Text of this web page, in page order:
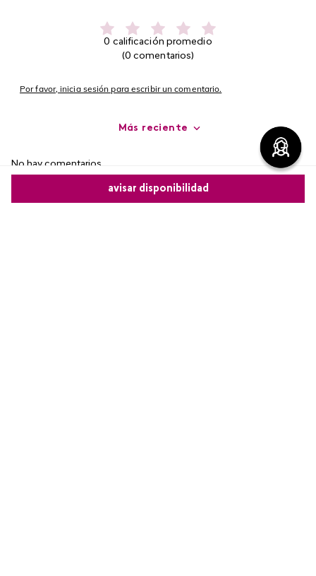
avisar disponibilidad
0 calificación promedio
(0 comentarios)
Por favor, inicia sesión para escribir un comentario.
Más reciente
No hay comentarios.